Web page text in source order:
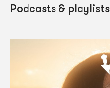
Podcasts & playlists